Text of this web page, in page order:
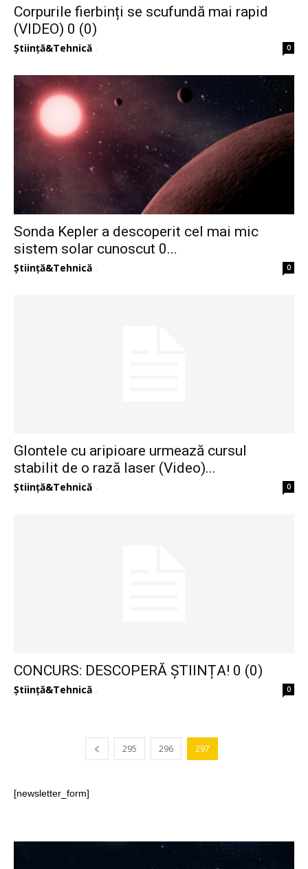
Corpurile fierbinți se scufundă mai rapid
(VIDEO) 0 (0)
Știință&Tehnică - 0
Sonda Kepler a descoperit cel mai mic
sistem solar cunoscut 0...
Știință&Tehnică - 0
Glontele cu aripioare urmează cursul
stabilit de o rază laser (Video)...
Știință&Tehnică - 0
CONCURS: DESCOPERĂ ȘTIINȚA! 0 (0)
Știință&Tehnică - 0
295 296 297
[newsletter_form]